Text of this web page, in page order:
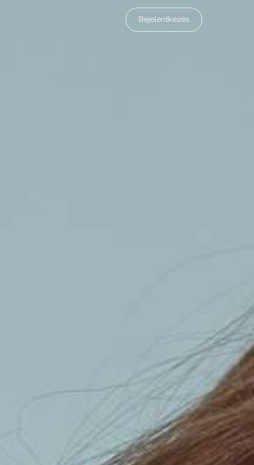
Bejelentkezés